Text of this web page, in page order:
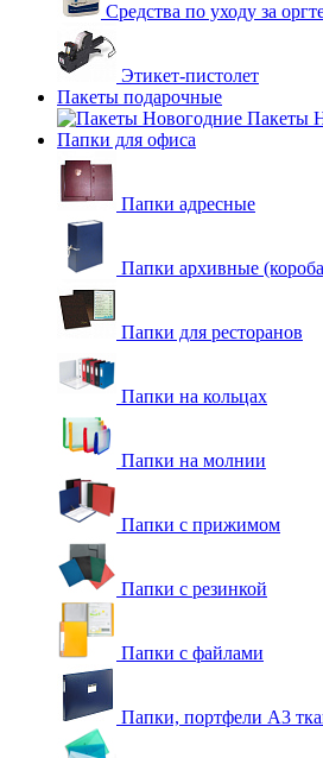
Средства по уходу за
Этикет-пистолет
Пакеты подарочные
Пакеты
Папки для офиса
Папки адресные
Папки архивные
Папки для ресторанов
Папки на кольцах
Папки на молнии
Папки с прижимом
Папки с резинкой
Папки с файлами
Папки, портфели А3